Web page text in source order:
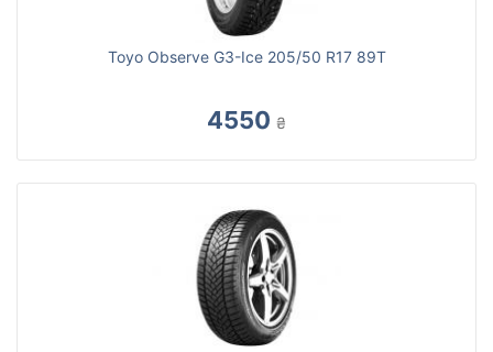
Toyo Observe G3-Ice 205/50 R17 89T
4550 ₴